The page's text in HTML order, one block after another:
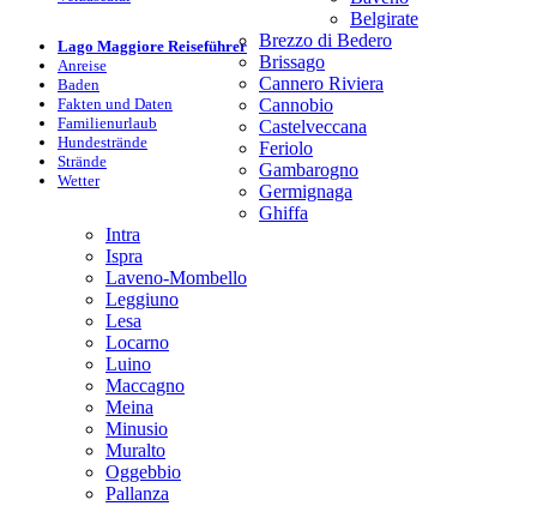
Lago Maggiore Reiseführer
Anreise
Baden
Fakten und Daten
Familienurlaub
Hundestrände
Strände
Wetter
Belgirate
Brezzo di Bedero
Brissago
Cannero Riviera
Cannobio
Castelveccana
Feriolo
Gambarogno
Germignaga
Ghiffa
Intra
Ispra
Laveno-Mombello
Leggiuno
Lesa
Locarno
Luino
Maccagno
Meina
Minusio
Muralto
Oggebbio
Pallanza